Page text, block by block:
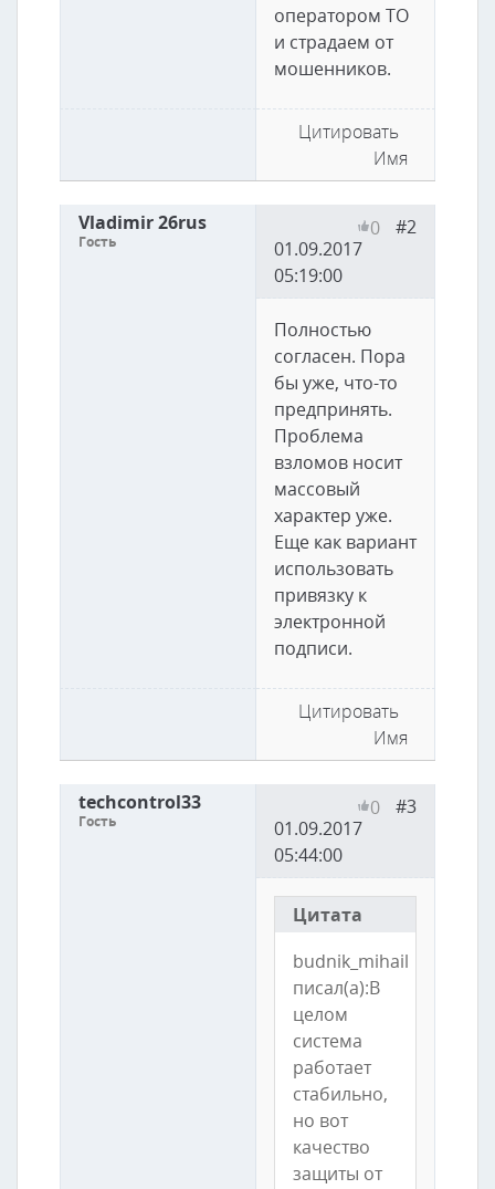
оператором ТО
и страдаем от
мошенников.
Цитировать
Имя
Vladimir 26rus
Гость
#2
0
01.09.2017
05:19:00
Полностью
согласен. Пора
бы уже, что-то
предпринять.
Проблема
взломов носит
массовый
характер уже.
Еще как вариант
использовать
привязку к
электронной
подписи.
Цитировать
Имя
techcontrol33
Гость
#3
0
01.09.2017
05:44:00
Цитата
budnik_mihail
писал(а):В
целом
система
работает
стабильно,
но вот
качество
защиты от